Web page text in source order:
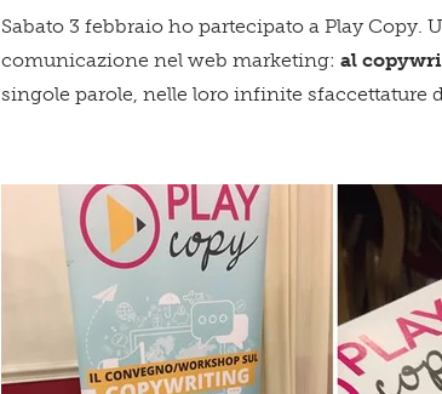
Sabato 3 febbraio ho partecipato a Play Copy.
comunicazione nel web marketing: al
singole parole, nelle loro infinite sfaccettature